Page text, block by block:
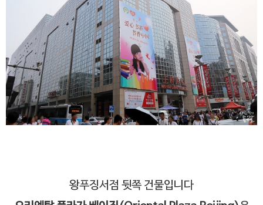
왕푸징서점 뒷쪽 건물입니다